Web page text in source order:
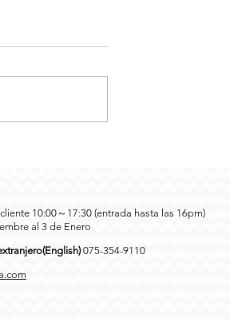
10:00～17:30 (entrada hasta las 16pm)
al 3 de Enero
075-354-9110